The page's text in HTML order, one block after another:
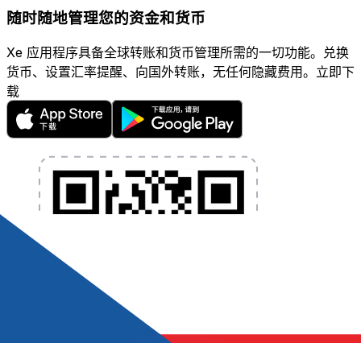
随时随地管理您的资金和货币
Xe 应用程序具备全球转账和货币管理所需的一切功能。兑换
货币、设置汇率提醒、向国外转账，无任何隐藏费用。立即下
载